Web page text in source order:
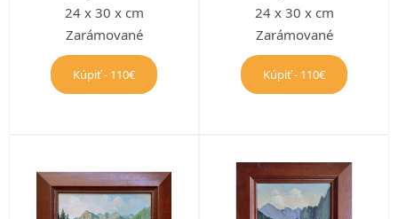
24 x 30 x cm
Zarámované
Kúpiť - 110€
24 x 30 x cm
Zarámované
Kúpiť - 110€